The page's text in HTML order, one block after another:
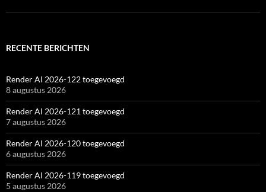
RECENTE BERICHTEN
Render AI 2026-122 toegevoegd
8 augustus 2026
Render AI 2026-121 toegevoegd
7 augustus 2026
Render AI 2026-120 toegevoegd
6 augustus 2026
Render AI 2026-119 toegevoegd
5 augustus 2026